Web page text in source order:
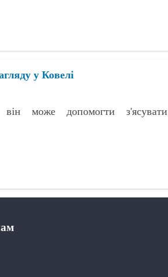
у Ковелі
він може допомогти з'ясувати